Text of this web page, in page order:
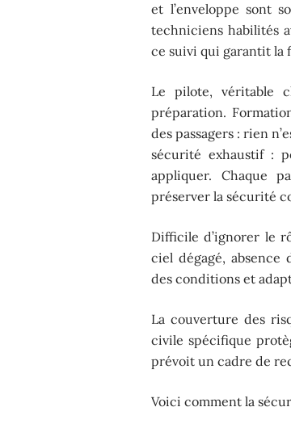
et l’enveloppe sont
techniciens habilités
ce suivi qui garantit la
Le pilote, véritable
préparation.
des passagers : rien
sécurité exhaustif :
appliquer. Chaque
préserver la sécurité
Difficile d’ignorer le
ciel dégagé, absence
des conditions et
La couverture des
civile spécifique
prévoit un cadre de
Voici comment la